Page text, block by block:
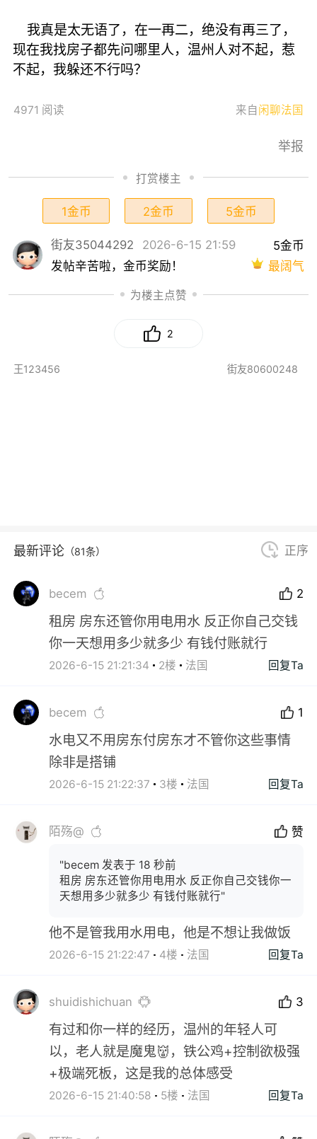
我真是太无语了，在一再二，绝没有再三了，
现在我找房子都先问哪里人，温州人对不起，惹
不起，我躲还不行吗？
4971 阅读 来自 闲聊法国
举报
打赏楼主
1金币 2金币 5金币
街友35044292
2026-6-15 21:59
发帖辛苦啦，金币奖励！
5金币
最阔气
为楼主点赞
2
王123456 街友80600248
最新评论 （81条） 正序
becem 2
租房 房东还管你用电用水 反正你自己交钱
你一天想用多少就多少 有钱付账就行
2026-6-15 21:21:34 2楼 法国 回复Ta
becem 1
水电又不用房东付房东才不管你这些事情
除非是搭铺
2026-6-15 21:22:37 3楼 法国 回复Ta
陌殇@ 赞
"becem 发表于 18 秒前
租房 房东还管你用电用水 反正你自己交钱你一
天想用多少就多少 有钱付账就行"
他不是管我用水用电，他是不想让我做饭
2026-6-15 21:22:47 4楼 法国 回复Ta
shuidishichuan 3
有过和你一样的经历，温州的年轻人可
以，老人就是魔鬼👹，铁公鸡+控制欲极强
+极端死板，这是我的总体感受
2026-6-15 21:40:58 5楼 法国 回复Ta